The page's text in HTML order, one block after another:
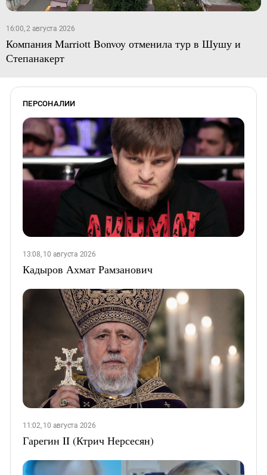
16:00, 2 августа 2026
Компания Marriott Bonvoy отменила тур в Шушу и
Степанакерт
ПЕРСОНАЛИИ
13:08, 10 августа 2026
Кадыров Ахмат Рамзанович
11:02, 10 августа 2026
Гарегин II (Ктрич Нерсесян)